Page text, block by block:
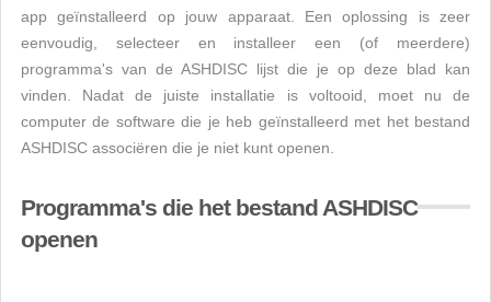
app geïnstalleerd op jouw apparaat. Een oplossing is zeer
eenvoudig, selecteer en installeer een (of meerdere)
programma's van de ASHDISC lijst die je op deze blad kan
vinden. Nadat de juiste installatie is voltooid, moet nu de
computer de software die je heb geïnstalleerd met het bestand
ASHDISC associëren die je niet kunt openen.
Programma's die het bestand ASHDISC
openen